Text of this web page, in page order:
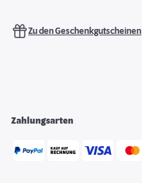
Zu den Geschenkgutscheinen
Zahlungsarten